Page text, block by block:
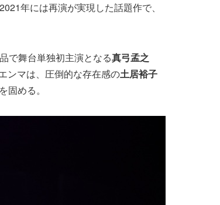
年には再演が実現した話題作で、
で舞台単独初主演となる真弓孟之
ンマは、圧倒的な存在感の土居裕子
固める。